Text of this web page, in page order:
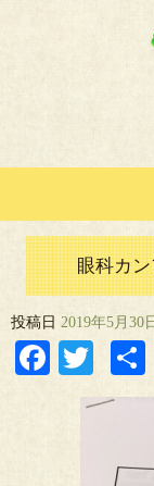
眼科カ
投稿日 2019年5月30